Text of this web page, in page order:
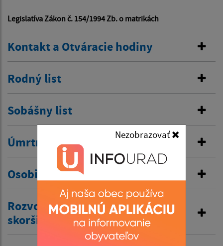
Legislatíva Zákon č. 154/1994 Zb. o matrikách
Kontakt a Otváracie hodiny
Rodný list
Sobášny list
Úmrtný list
Osobitná matrika
Rozvod manželstva a prijatie
skoršieho priezviska
Nezobrazovať